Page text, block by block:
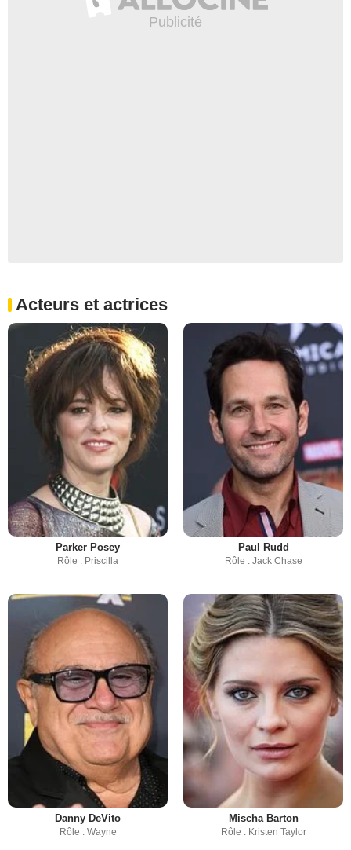
Acteurs et actrices
Parker Posey
Rôle : Priscilla
Paul Rudd
Rôle : Jack Chase
Danny DeVito
Rôle : Wayne
Mischa Barton
Rôle : Kristen Taylor